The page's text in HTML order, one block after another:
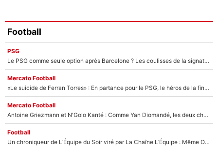
Football
PSG
Le PSG comme seule option après Barcelone ? Les coulisses de la signature historique de Lionel Messi sont révélées au grand jour !
Mercato Football
«Le suicide de Ferran Torres» : En partance pour le PSG, le héros de la finale de la Coupe du monde s'attire les foudres de la presse espagnole !
Mercato Football
Antoine Griezmann et N'Golo Kanté : Comme Yan Diomandé, les deux champions du monde ont refusé de signer au PSG !
Football
Un chroniqueur de L’Équipe du Soir viré par La Chaîne L’Équipe : Même Olivier Ménard n’avait pas pu empêcher son départ, «je l’ai appris sur Twitter, je l’ai vécu assez mal»